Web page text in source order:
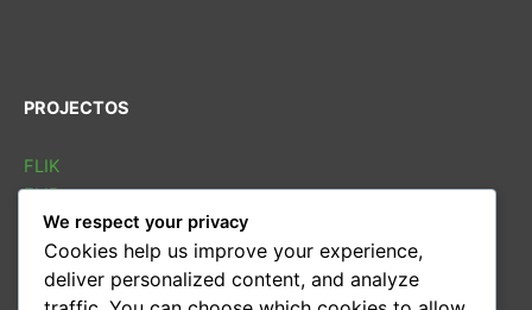
PROJECTOS
FLIK
FLIB
SOLETRAS
Sarau cultural
Conversas
We respect your privacy
Cookies help us improve your experience,
deliver personalized content, and analyze